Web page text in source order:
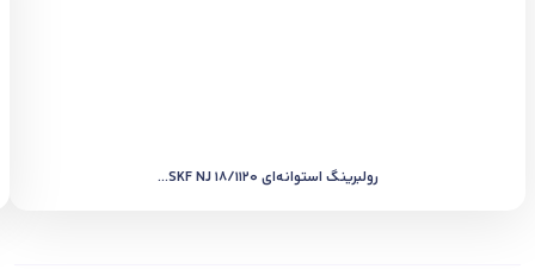
رولبرینگ استوانه‌ای SKF NJ 18/1120...